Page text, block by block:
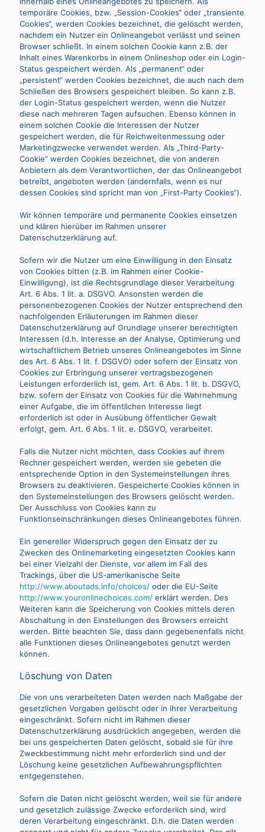
temporäre Cookies, bzw. „Session-Cookies“ oder „transiente
Cookies“, werden Cookies bezeichnet, die gelöscht werden,
nachdem ein Nutzer ein Onlineangebot verlässt und seinen
Browser schließt. In einem solchen Cookie kann z.B. der
Inhalt eines Warenkorbs in einem Onlineshop oder ein Login-
Status gespeichert werden. Als „permanent“ oder
„persistent“ werden Cookies bezeichnet, die auch nach dem
Schließen des Browsers gespeichert bleiben. So kann z.B.
der Login-Status gespeichert werden, wenn die Nutzer
diese nach mehreren Tagen aufsuchen. Ebenso können in
einem solchen Cookie die Interessen der Nutzer
gespeichert werden, die für Reichweitenmessung oder
Marketingzwecke verwendet werden. Als „Third-Party-
Cookie“ werden Cookies bezeichnet, die von anderen
Anbietern als dem Verantwortlichen, der das Onlineangebot
betreibt, angeboten werden (andernfalls, wenn es nur
dessen Cookies sind spricht man von „First-Party Cookies“).
Wir können temporäre und permanente Cookies einsetzen
und klären hierüber im Rahmen unserer
Datenschutzerklärung auf.
Sofern wir die Nutzer um eine Einwilligung in den Einsatz
von Cookies bitten (z.B. im Rahmen einer Cookie-
Einwilligung), ist die Rechtsgrundlage dieser Verarbeitung
Art. 6 Abs. 1 lit. a. DSGVO. Ansonsten werden die
personenbezogenen Cookies der Nutzer entsprechend den
nachfolgenden Erläuterungen im Rahmen dieser
Datenschutzerklärung auf Grundlage unserer berechtigten
Interessen (d.h. Interesse an der Analyse, Optimierung und
wirtschaftlichem Betrieb unseres Onlineangebotes im Sinne
des Art. 6 Abs. 1 lit. f. DSGVO) oder sofern der Einsatz von
Cookies zur Erbringung unserer vertragsbezogenen
Leistungen erforderlich ist, gem. Art. 6 Abs. 1 lit. b. DSGVO,
bzw. sofern der Einsatz von Cookies für die Wahrnehmung
einer Aufgabe, die im öffentlichen Interesse liegt
erforderlich ist oder in Ausübung öffentlicher Gewalt
erfolgt, gem. Art. 6 Abs. 1 lit. e. DSGVO, verarbeitet.
Falls die Nutzer nicht möchten, dass Cookies auf ihrem
Rechner gespeichert werden, werden sie gebeten die
entsprechende Option in den Systemeinstellungen ihres
Browsers zu deaktivieren. Gespeicherte Cookies können in
den Systemeinstellungen des Browsers gelöscht werden.
Der Ausschluss von Cookies kann zu
Funktionseinschränkungen dieses Onlineangebotes führen.
Ein genereller Widerspruch gegen den Einsatz der zu
Zwecken des Onlinemarketing eingesetzten Cookies kann
bei einer Vielzahl der Dienste, vor allem im Fall des
Trackings, über die US-amerikanische Seite
http://www.aboutads.info/choices/ oder die EU-Seite
http://www.youronlinechoices.com/ erklärt werden. Des
Weiteren kann die Speicherung von Cookies mittels deren
Abschaltung in den Einstellungen des Browsers erreicht
werden. Bitte beachten Sie, dass dann gegebenenfalls nicht
alle Funktionen dieses Onlineangebotes genutzt werden
können.
Löschung von Daten
Die von uns verarbeiteten Daten werden nach Maßgabe der
gesetzlichen Vorgaben gelöscht oder in ihrer Verarbeitung
eingeschränkt. Sofern nicht im Rahmen dieser
Datenschutzerklärung ausdrücklich angegeben, werden die
bei uns gespeicherten Daten gelöscht, sobald sie für ihre
Zweckbestimmung nicht mehr erforderlich sind und der
Löschung keine gesetzlichen Aufbewahrungspflichten
entgegenstehen.
Sofern die Daten nicht gelöscht werden, weil sie für andere
und gesetzlich zulässige Zwecke erforderlich sind, wird
deren Verarbeitung eingeschränkt. D.h. die Daten werden